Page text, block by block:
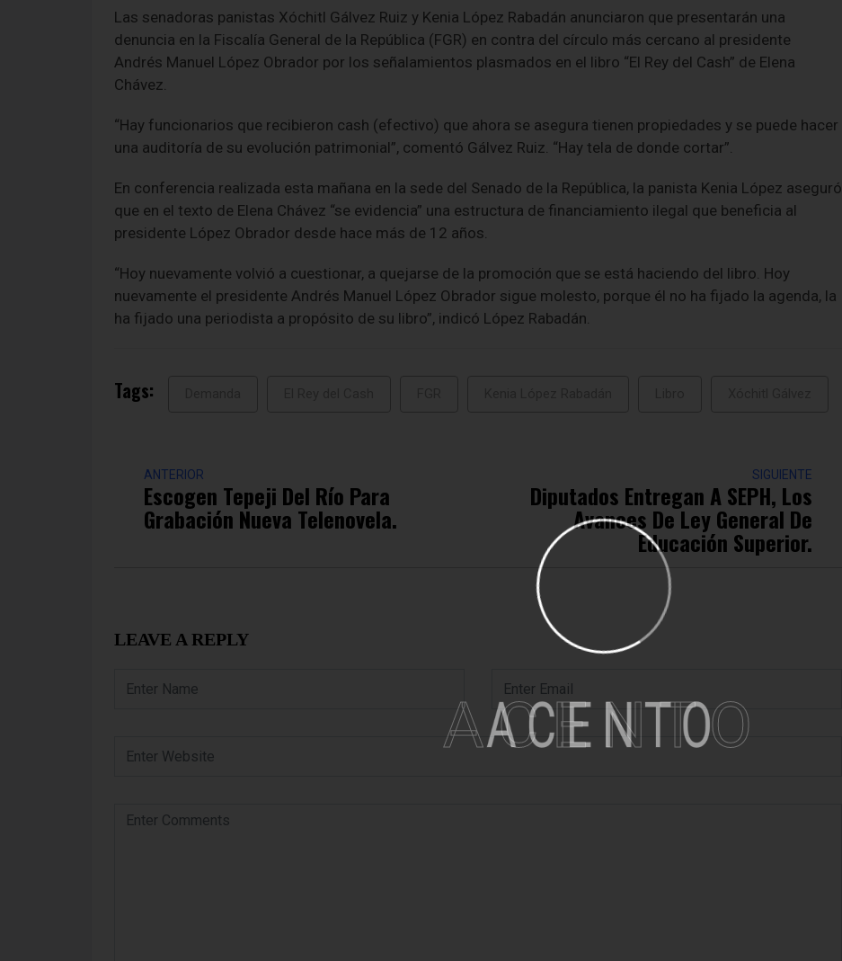
ACENTO
Las senadoras panistas Xóchitl Gálvez Ruiz y Kenia López Rabadán anunciaron que presentarán una
denuncia en la Fiscalía General de la República (FGR) en contra del círculo más cercano al presidente
Andrés Manuel López Obrador por los señalamientos plasmados en el libro “El Rey del Cash” de Elena
Chávez.
“Hay funcionarios que recibieron cash (efectivo) que ahora se asegura tienen propiedades y se puede hacer
una auditoría de su evolución patrimonial”, comentó Gálvez Ruiz. “Hay tela de donde cortar”.
En conferencia realizada esta mañana en la sede del Senado de la República, la panista Kenia López aseguró
que en el texto de Elena Chávez “se evidencia” una estructura de financiamiento ilegal que beneficia al
presidente López Obrador desde hace más de 12 años.
“Hoy nuevamente volvió a cuestionar, a quejarse de la promoción que se está haciendo del libro. Hoy
nuevamente el presidente Andrés Manuel López Obrador sigue molesto, porque él no ha fijado la agenda, la
ha fijado una periodista a propósito de su libro”, indicó López Rabadán.
Tags:
ANTERIOR
Escogen Tepeji Del Río Para
Grabación Nueva Telenovela.
SIGUIENTE
Diputados Entregan A SEPH, Los
Avances De Ley General De
Educación Superior.
LEAVE A REPLY